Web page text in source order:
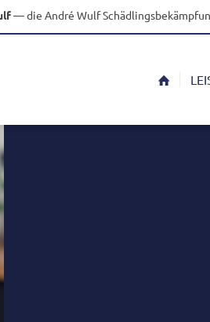
— die André Wulf